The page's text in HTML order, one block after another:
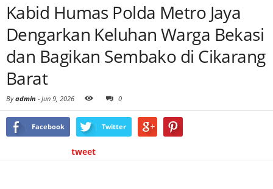
Kabid Humas Polda Metro Jaya
Dengarkan Keluhan Warga Bekasi
dan Bagikan Sembako di Cikarang
Barat
Byadmin - Jun 9, 2026 0
Facebook Twitter
tweet